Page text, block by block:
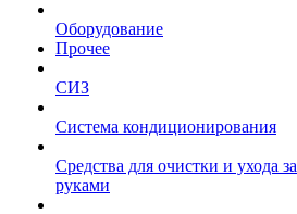
Оборудование
Прочее
СИЗ
Система кондиционирования
Средства для очистки и ухода за
руками